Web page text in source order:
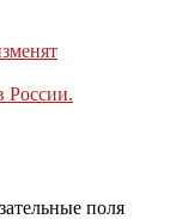
России.
поля